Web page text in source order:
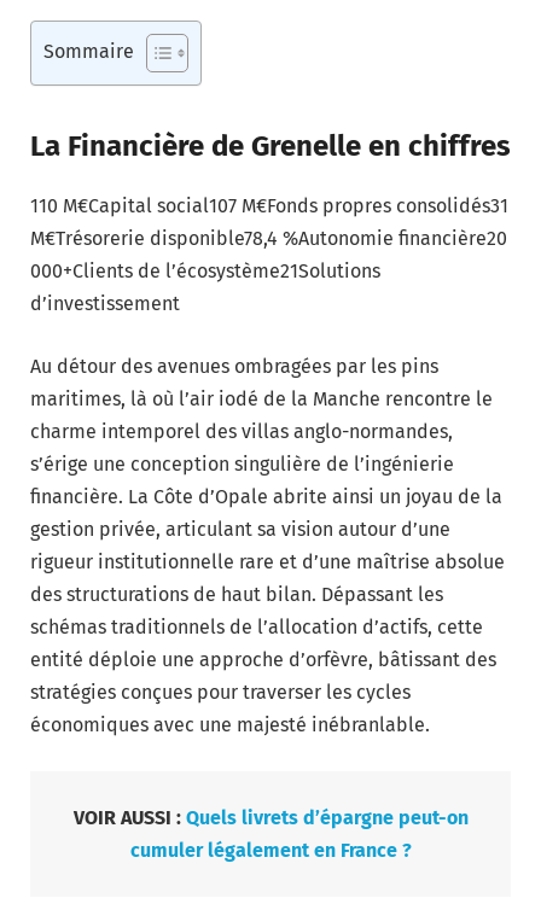
Sommaire
La Financière de Grenelle en chiffres
110 M€Capital social107 M€Fonds propres consolidés31
M€Trésorerie disponible78,4 %Autonomie financière20
000+Clients de l’écosystème21Solutions
d’investissement
Au détour des avenues ombragées par les pins
maritimes, là où l’air iodé de la Manche rencontre le
charme intemporel des villas anglo-normandes,
s’érige une conception singulière de l’ingénierie
financière. La Côte d’Opale abrite ainsi un joyau de la
gestion privée, articulant sa vision autour d’une
rigueur institutionnelle rare et d’une maîtrise absolue
des structurations de haut bilan. Dépassant les
schémas traditionnels de l’allocation d’actifs, cette
entité déploie une approche d’orfèvre, bâtissant des
stratégies conçues pour traverser les cycles
économiques avec une majesté inébranlable.
VOIR AUSSI : Quels livrets d’épargne peut-on
cumuler légalement en France ?